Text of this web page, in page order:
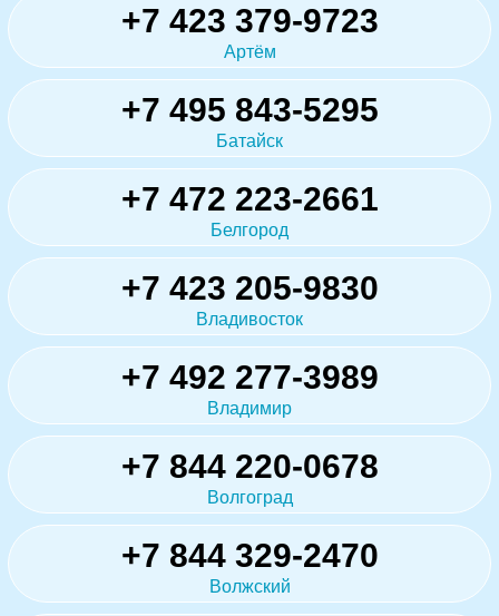
+7 423 379-9723
Артём
+7 495 843-5295
Батайск
+7 472 223-2661
Белгород
+7 423 205-9830
Владивосток
+7 492 277-3989
Владимир
+7 844 220-0678
Волгоград
+7 844 329-2470
Волжский